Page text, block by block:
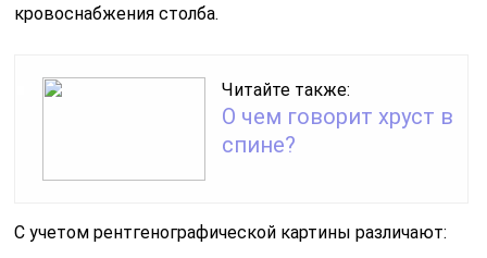
кровоснабжения столба.
Читайте также:
О чем говорит хруст в
спине?
С учетом рентгенографической картины различают: